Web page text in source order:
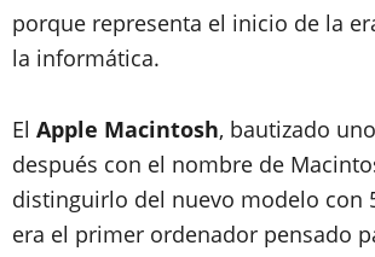
porque representa el inicio de la
la informática.
El Apple Macintosh, bautizado
después con el nombre de
distinguirlo del nuevo modelo con
era el primer ordenador pensado